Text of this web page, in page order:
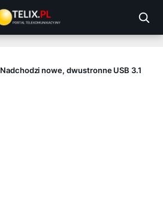
Nadchodzi nowe, dwustronne USB 3.1